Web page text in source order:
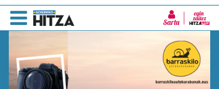
Sartu